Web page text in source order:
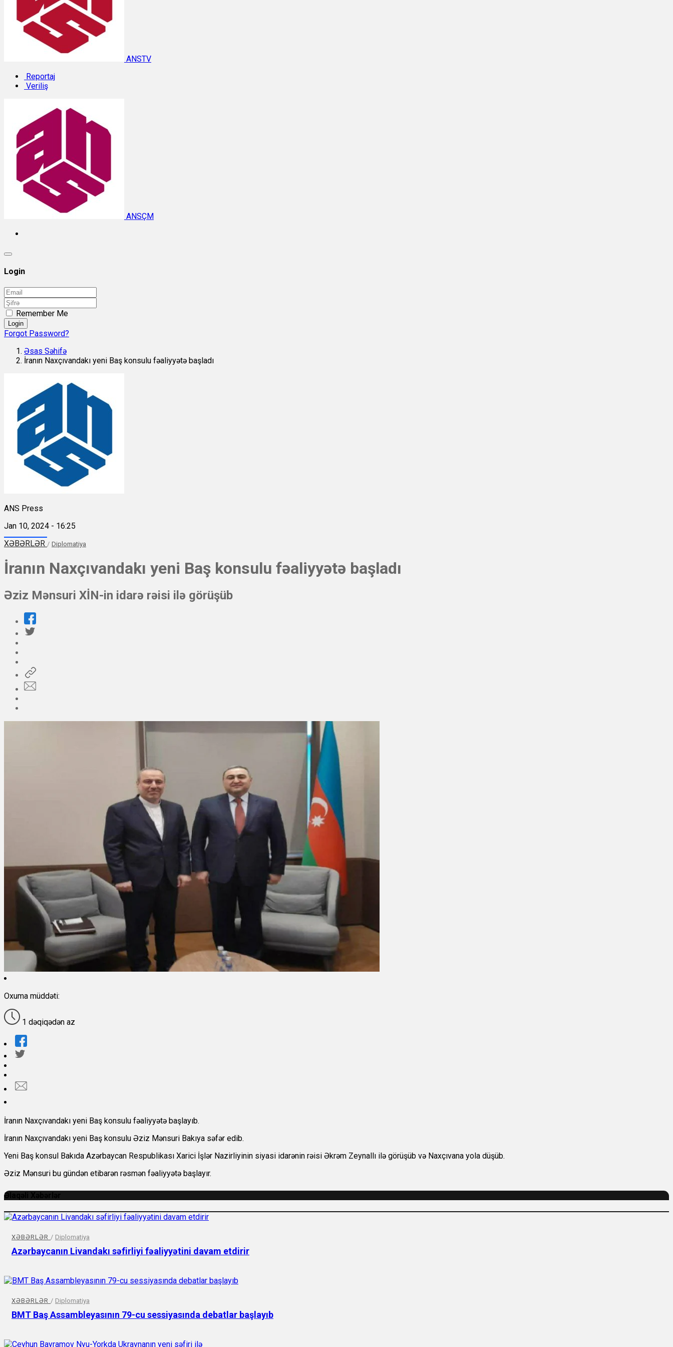
ANSTV
Reportaj
Veriliş
ANSÇM
Login
Remember Me
Login
Forgot Password?
Əsas Səhifə
İranın Naxçıvandakı yeni Baş konsulu fəaliyyətə başladı
ANS Press
Jan 10, 2024 - 16:25
XƏBƏRLƏR / Diplomatiya
İranın Naxçıvandakı yeni Baş konsulu fəaliyyətə başladı
Əziz Mənsuri XİN-in idarə rəisi ilə görüşüb
Oxuma müddəti:
1 dəqiqədən az
İranın Naxçıvandakı yeni Baş konsulu fəaliyyətə başlayıb.
İranın Naxçıvandakı yeni Baş konsulu Əziz Mənsuri Bakıya səfər edib.
Yeni Baş konsul Bakıda Azərbaycan Respublikası Xarici İşlər Nazirliyinin siyasi idarənin rəisi Əkrəm Zeynallı ilə görüşüb və Naxçıvana yola düşüb.
Əziz Mənsuri bu gündən etibarən rəsmən fəaliyyətə başlayır.
Əlaqəli Xəbərlər
XƏBƏRLƏR / Diplomatiya
Azərbaycanın Livandakı səfirliyi fəaliyyətini davam etdirir
XƏBƏRLƏR / Diplomatiya
BMT Baş Assambleyasının 79-cu sessiyasında debatlar başlayıb